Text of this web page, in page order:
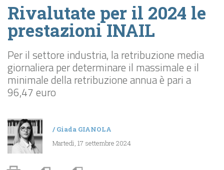
Rivalutate per il 2024 le
prestazioni INAIL
Per il settore industria, la retribuzione media
giornaliera per determinare il massimale e il
minimale della retribuzione annua è pari a
96,47 euro
/Giada GIANOLA
Martedì, 17 settembre 2024